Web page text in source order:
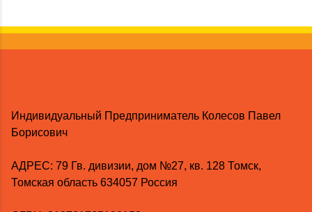
Индивидуальный Предприниматель Колесов Павел
Борисович
AДРЕС: 79 Гв. дивизии, дом №27, кв. 128 Томск,
Томская область 634057 Россия